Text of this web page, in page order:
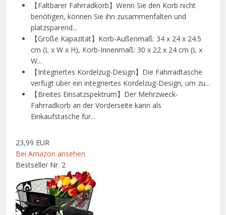
【Faltbarer Fahrradkorb】Wenn Sie den Korb nicht
benötigen, können Sie ihn zusammenfalten und
platzsparend...
【Große Kapazität】Korb-Außenmaß: 34 x 24 x 24.5
cm (L x W x H), Korb-Innenmaß: 30 x 22 x 24 cm (L x
W...
【Integriertes Kordelzug-Design】Die Fahrradtasche
verfügt über ein integriertes Kordelzug-Design, um zu...
【Breites Einsatzspektrum】Der Mehrzweck-
Fahrradkorb an der Vorderseite kann als
Einkaufstasche für...
23,99 EUR
Bei Amazon ansehen
Bestseller Nr. 2